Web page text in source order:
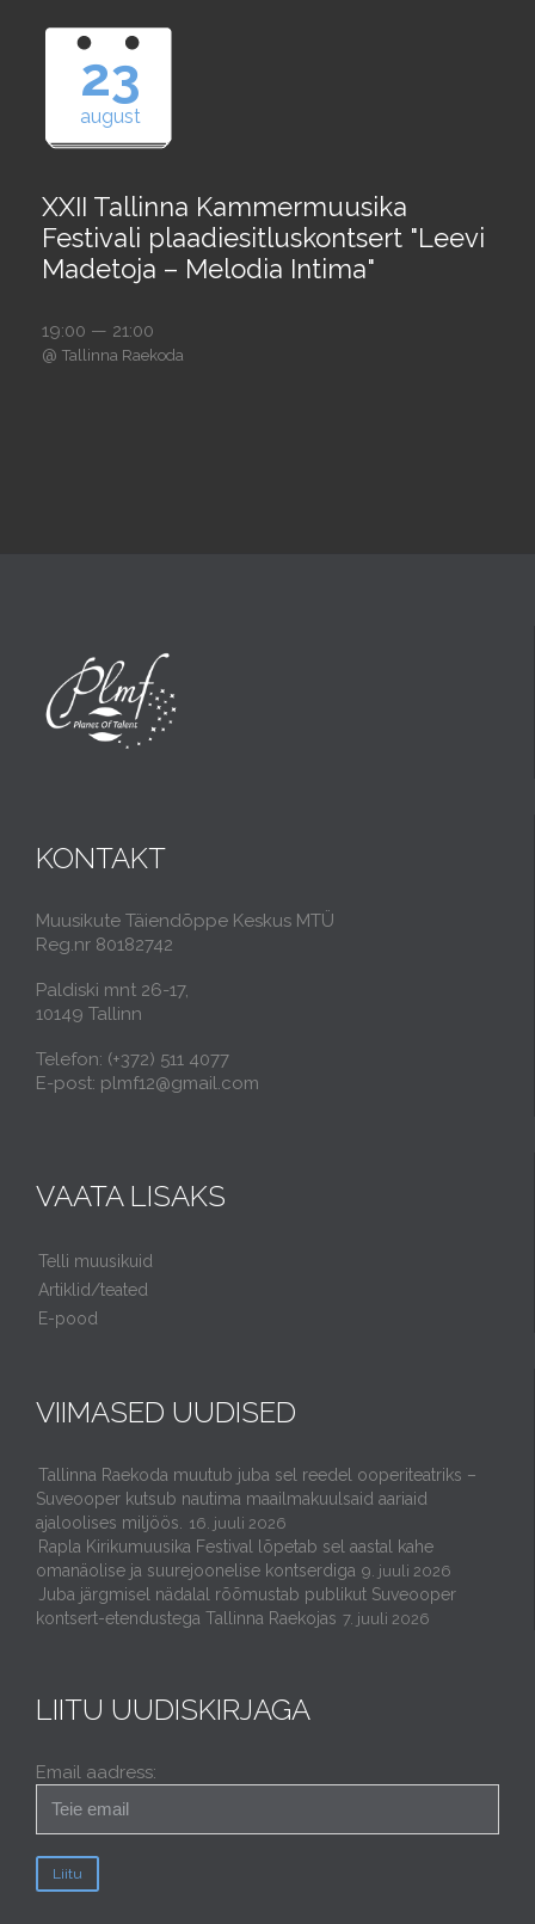
23
august
XXII Tallinna Kammermuusika
Festivali plaadiesitluskontsert "Leevi
Madetoja – Melodia Intima"
19:00 — 21:00
@ Tallinna Raekoda
KONTAKT
Muusikute Täiendõppe Keskus MTÜ
Reg.nr 80182742
Paldiski mnt 26-17,
10149 Tallinn
Telefon: (+372) 511 4077
E-post: plmf12@gmail.com
VAATA LISAKS
Telli muusikuid
Artiklid/teated
E-pood
VIIMASED UUDISED
Tallinna Raekoda muutub juba sel reedel ooperiteatriks –
Suveooper kutsub nautima maailmakuulsaid aariaid
ajaloolises miljöös.
16. juuli 2026
Rapla Kirikumuusika Festival lõpetab sel aastal kahe
omanäolise ja suurejoonelise kontserdiga 9. juuli 2026
Juba järgmisel nädalal rõõmustab publikut Suveooper
kontsert-etendustega Tallinna Raekojas 7. juuli 2026
LIITU UUDISKIRJAGA
Email aadress: